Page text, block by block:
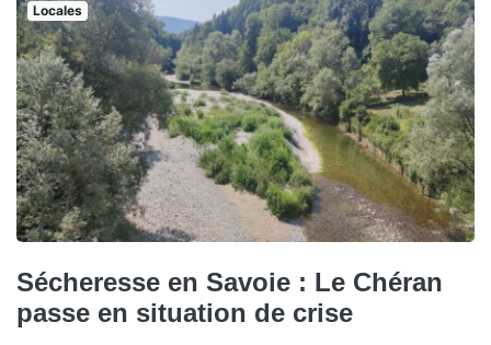
Locales
Sécheresse en Savoie : Le Chéran
passe en situation de crise